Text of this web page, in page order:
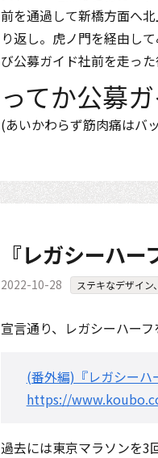
前を通過して新橋方面へ
り返し。虎ノ門を経由し
び公募ガイド社前を走っ
ってか公募
(あいかわらず筋肉痛はバ
『レガシーハ
2022-10-28 ステキなデザイン
宣言通り、レガシーハー
(番外編)『レガシーハ
https://
過去には東京マラソンを